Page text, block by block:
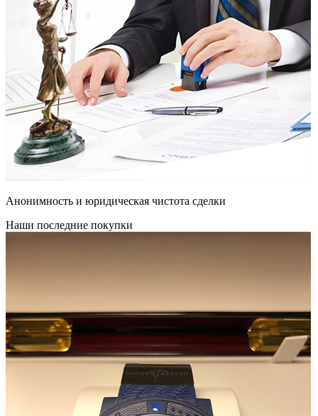
Анонимность и юридическая чистота сделки
Наши последние покупки